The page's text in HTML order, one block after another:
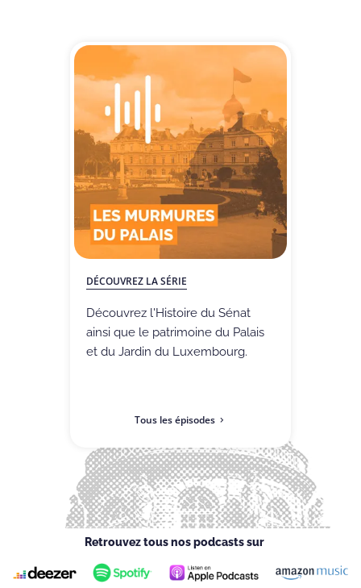
DÉCOUVREZ LA SÉRIE
Découvrez l'Histoire du Sénat
ainsi que le patrimoine du Palais
et du Jardin du Luxembourg.
Tous les épisodes
Retrouvez tous nos podcasts sur